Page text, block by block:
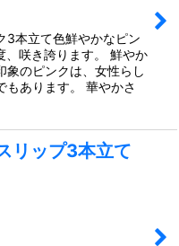
3本立て色鮮やかなピン
咲き誇ります。 鮮やか
象のピンクは、女性らし
もあります。 華やかさ
リップ3本立て